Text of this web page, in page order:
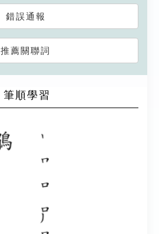
錯誤通報
推薦關聯詞
筆順學習